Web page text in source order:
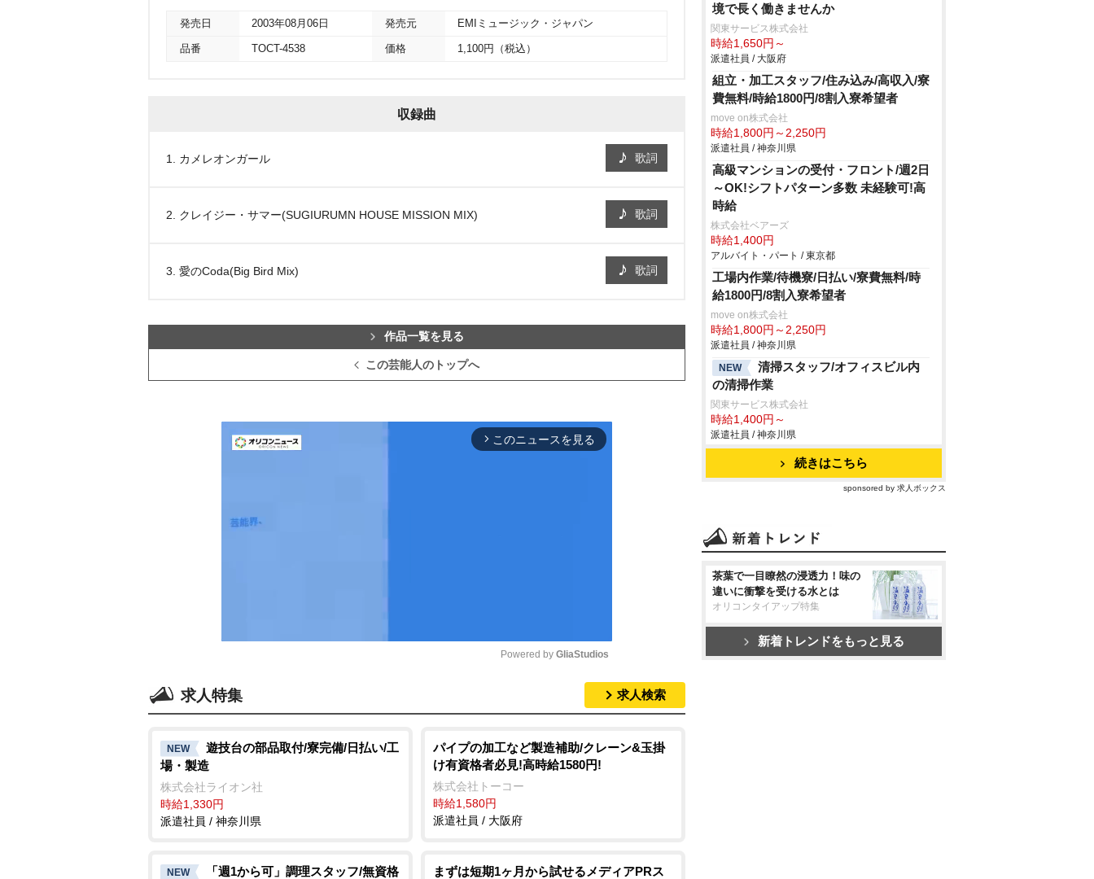
発売日 2003年08月06日 発売元 EMIミュージック・ジャパン
品番 TOCT-4538 価格 1,100円（税込）
収録曲
1. カメレオンガール 歌詞
2. クレイジー・サマー(SUGIURUMN HOUSE MISSION MIX) 歌詞
3. 愛のCoda(Big Bird Mix) 歌詞
作品一覧を見る
この芸能人のトップへ
arrow_forward_ios このニュースを見る
t
e
Powered by GliaStudios
求人特集 求人検索
NEW
遊技台の部品取付/寮完備/日払い/工
場・製造
株式会社ライオン社
時給1,330円
派遣社員 / 神奈川県
パイプの加工など製造補助/クレーン&玉掛
け有資格者必見!高時給1580円!
株式会社トーコー
時給1,580円
派遣社員 / 大阪府
NEW
「週1から可」調理スタッフ/無資格
まずは短期1ヶ月から試せるメディアPRス
境で長く働きませんか
関東サービス株式会社
時給1,650円～
派遣社員 / 大阪府
組立・加工スタッフ/住み込み/高収入/寮
費無料/時給1800円/8割入寮希望者
move on株式会社
時給1,800円～2,250円
派遣社員 / 神奈川県
高級マンションの受付・フロント/週2日
～OK!シフトパターン多数 未経験可!高
時給
株式会社ベアーズ
時給1,400円
アルバイト・パート / 東京都
工場内作業/待機寮/日払い/寮費無料/時
給1800円/8割入寮希望者
move on株式会社
時給1,800円～2,250円
派遣社員 / 神奈川県
NEW
清掃スタッフ/オフィスビル内
の清掃作業
関東サービス株式会社
時給1,400円～
派遣社員 / 神奈川県
続きはこちら
sponsored by 求人ボックス
茶葉で一目瞭然の浸透力！味の
違いに衝撃を受ける水とは
オリコンタイアップ特集
新着トレンドをもっと見る